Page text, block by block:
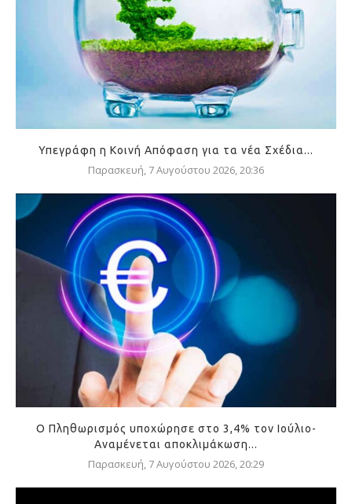
Υπεγράφη η Κοινή Απόφαση για τα νέα Σχέδια...
Παρασκευή, 7 Αυγούστου 2026, 20:36
Ο Πληθωρισμός υποχώρησε στο 3,4% τον Ιούλιο-
Αναμένεται αποκλιμάκωση...
Παρασκευή, 7 Αυγούστου 2026, 20:29